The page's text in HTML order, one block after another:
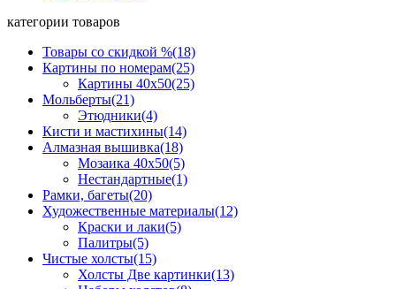
категории товаров
Товары со скидкой %(18)
Картины по номерам(25)
Картины 40x50(25)
Мольберты(21)
Этюдники(4)
Кисти и мастихины(14)
Алмазная вышивка(18)
Мозаика 40x50(5)
Нестандартные(1)
Рамки, багеты(20)
Художественные материалы(12)
Краски и лаки(5)
Палитры(5)
Чистые холсты(15)
Холсты Две картинки(13)